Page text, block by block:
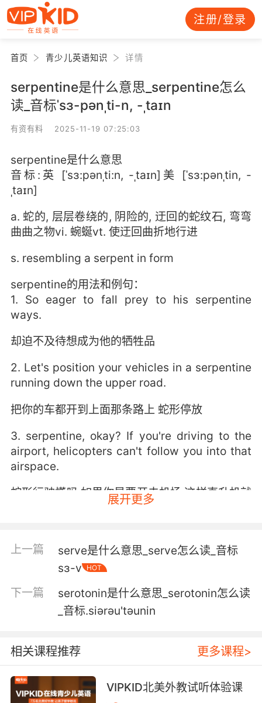
注册/登录
首页 青少儿英语知识 详情
serpentine是什么意思_serpentine怎么
读_音标ˈsɜ-pənˌti-n, -ˌtaɪn
有资有料 2025-11-19 07:25:03
serpentine是什么意思
音标:英 [ˈsɜ:pənˌti:n, -ˌtaɪn]美 [ˈsɜ:pənˌtin, -
ˌtaɪn]
a. 蛇的, 层层卷绕的, 阴险的, 迂回的蛇纹石, 弯弯
曲曲之物vi. 蜿蜒vt. 使迂回曲折地行进
s. resembling a serpent in form
serpentine的用法和例句：
1. So eager to fall prey to his serpentine
ways.
却迫不及待想成为他的牺牲品
2. Let's position your vehicles in a serpentine
running down the upper road.
把你的车都开到上面那条路上 蛇形停放
3. serpentine, okay? If you're driving to the
airport, helicopters can't follow you into that
airspace.
蛇形行驶懂吗 如果你是要开去机场 这样直升机就
无法在领空内追踪你了
wet, gashlike mouth.
他扭曲的长舌从湿漉漉裂缝般的嘴中缓缓伸出
5. But what they can do with these swooping
and serpentine lines filled with this
right into this lovely, amorous universe they
present.
但可以用这些蜿蜒迂回的线条 填充进华丽的色彩
展开更多
上一篇
serve是什么意思_serve怎么读_音标
sɜ-v
HOT
下一篇
serotonin是什么意思_serotonin怎么读
_音标.siәrәu'tәunin
相关课程推荐 更多课程>
VIPKID北美外教试听体验课